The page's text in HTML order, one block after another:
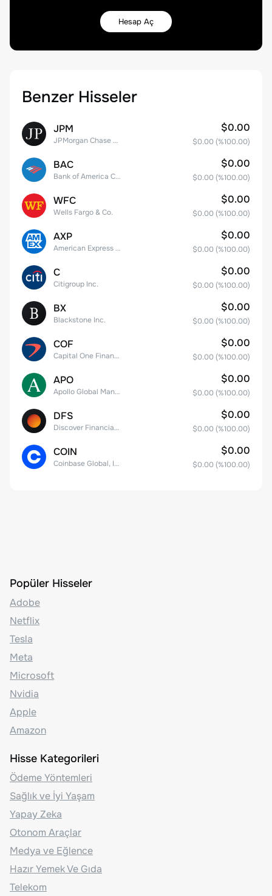
Hesap Aç
Benzer Hisseler
JPM
JPMorgan Chase & Co.
$0.00
$0.00 (%100.00)
BAC
Bank of America Corporation
$0.00
$0.00 (%100.00)
WFC
Wells Fargo & Co.
$0.00
$0.00 (%100.00)
AXP
American Express Company
$0.00
$0.00 (%100.00)
C
Citigroup Inc.
$0.00
$0.00 (%100.00)
BX
Blackstone Inc.
$0.00
$0.00 (%100.00)
COF
Capital One Financial
$0.00
$0.00 (%100.00)
APO
Apollo Global Management, Inc.
$0.00
$0.00 (%100.00)
DFS
Discover Financial Services
$0.00
$0.00 (%100.00)
COIN
Coinbase Global, Inc. Class A Common Stock
$0.00
$0.00 (%100.00)
Popüler Hisseler
Adobe
Netflix
Tesla
Meta
Microsoft
Nvidia
Apple
Amazon
Hisse Kategorileri
Ödeme Yöntemleri
Sağlık ve İyi Yaşam
Yapay Zeka
Otonom Araçlar
Medya ve Eğlence
Hazır Yemek Ve Gıda
Telekom